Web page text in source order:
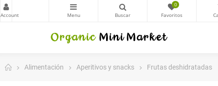
0
Alimentación Aperitivos y snacks Frutas deshidratadas